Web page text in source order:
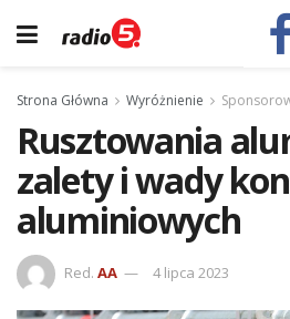
Strona Główna Wyróżnienie
Rusztowania
zalety i wady
aluminiowych
Red. AA 4 lipca 2023